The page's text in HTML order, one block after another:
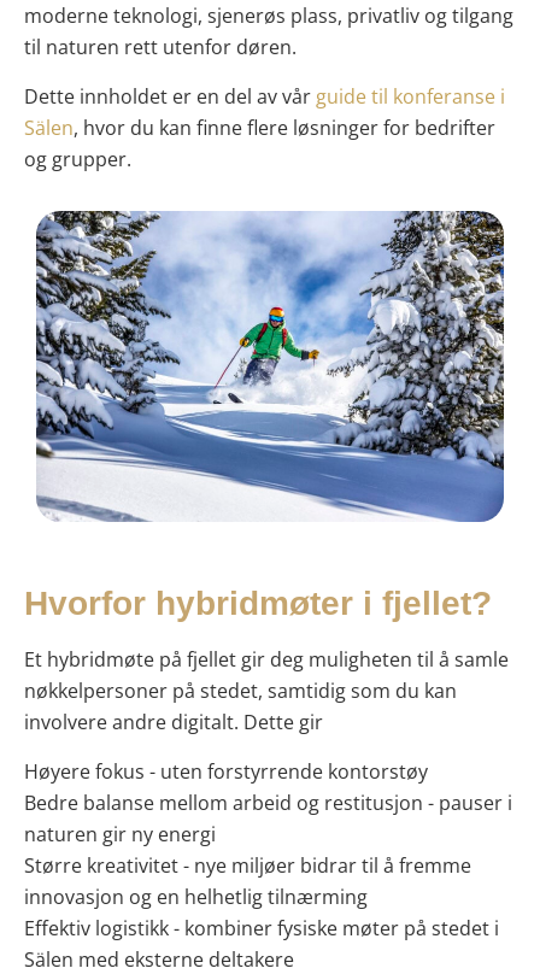
moderne teknologi, sjenerøs plass, privatliv og tilgang
til naturen rett utenfor døren.
Dette innholdet er en del av vår guide til konferanse i
Sälen, hvor du kan finne flere løsninger for bedrifter
og grupper.
Hvorfor hybridmøter i fjellet?
Et hybridmøte på fjellet gir deg muligheten til å samle
nøkkelpersoner på stedet, samtidig som du kan
involvere andre digitalt. Dette gir
Høyere fokus - uten forstyrrende kontorstøy
Bedre balanse mellom arbeid og restitusjon - pauser i
naturen gir ny energi
Større kreativitet - nye miljøer bidrar til å fremme
innovasjon og en helhetlig tilnærming
Effektiv logistikk - kombiner fysiske møter på stedet i
Sälen med eksterne deltakere